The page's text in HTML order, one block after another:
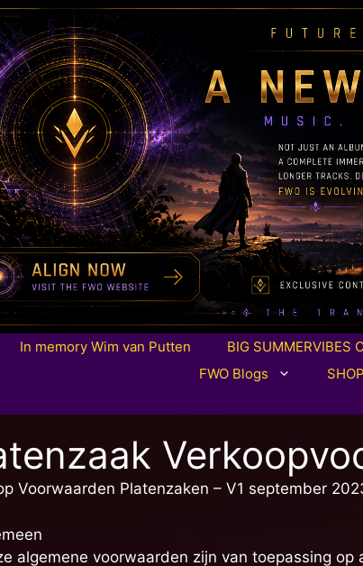
In memory Wim van Putten BIG SUMMERVIBES
FWO Blogs
SHOP
Voorwaarden Platenzaken – V1 september
algemene voorwaarden zijn van toepassing